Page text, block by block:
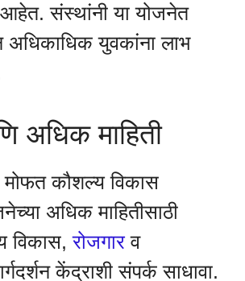
आहेत. संस्थांनी या योजनेत
युवकांना लाभ
अधिक माहिती
मोफत कौशल्य विकास
अधिक माहितीसाठी
विकास,रोजगारव
केंद्राशी संपर्क साधावा.